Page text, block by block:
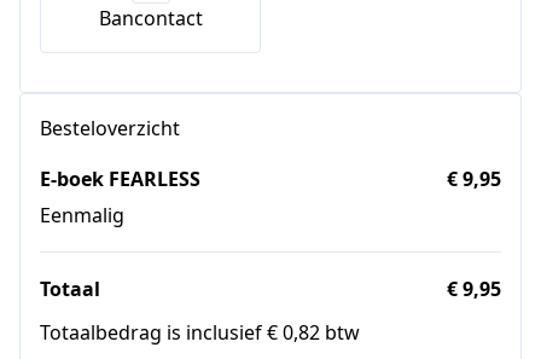
Bancontact
Besteloverzicht
E-boek FEARLESS
Eenmalig
€ 9,95
Totaal
€ 9,95
Totaalbedrag is inclusief € 0,82 btw